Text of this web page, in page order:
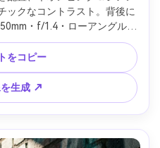
ックなコントラスト。背後に
・f/1.4・ローアングル、
トリアルなミッドソール水滴
4:5
をコピー
生成 ↗